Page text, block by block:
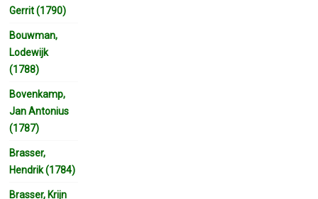
Gerrit (1790)
Bouwman,
Lodewijk
(1788)
Bovenkamp,
Jan Antonius
(1787)
Brasser,
Hendrik (1784)
Brasser, Krijn